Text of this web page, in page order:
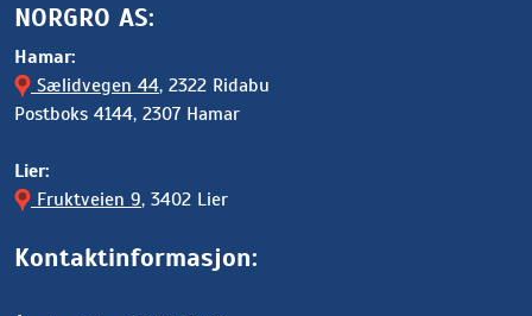
NORGRO AS:
Hamar:
Sælidvegen 44, 2322 Ridabu
Postboks 4144, 2307 Hamar
Lier:
Fruktveien 9, 3402 Lier
Kontaktinformasjon: